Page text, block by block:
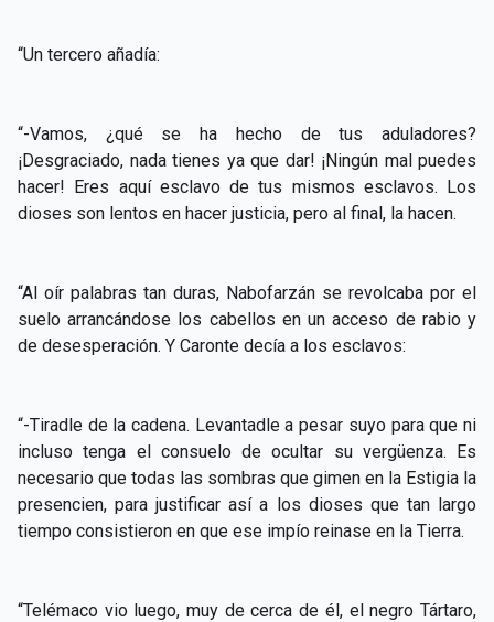
“Un tercero añadía:
“-Vamos, ¿qué se ha hecho de tus aduladores?
¡Desgraciado, nada tienes ya que dar! ¡Ningún mal puedes
hacer! Eres aquí esclavo de tus mismos esclavos. Los
dioses son lentos en hacer justicia, pero al final, la hacen.
“Al oír palabras tan duras, Nabofarzán se revolcaba por el
suelo arrancándose los cabellos en un acceso de rabio y
de desesperación. Y Caronte decía a los esclavos:
“-Tiradle de la cadena. Levantadle a pesar suyo para que ni
incluso tenga el consuelo de ocultar su vergüenza. Es
necesario que todas las sombras que gimen en la Estigia la
presencien, para justificar así a los dioses que tan largo
tiempo consistieron en que ese impío reinase en la Tierra.
“Telémaco vio luego, muy de cerca de él, el negro Tártaro,